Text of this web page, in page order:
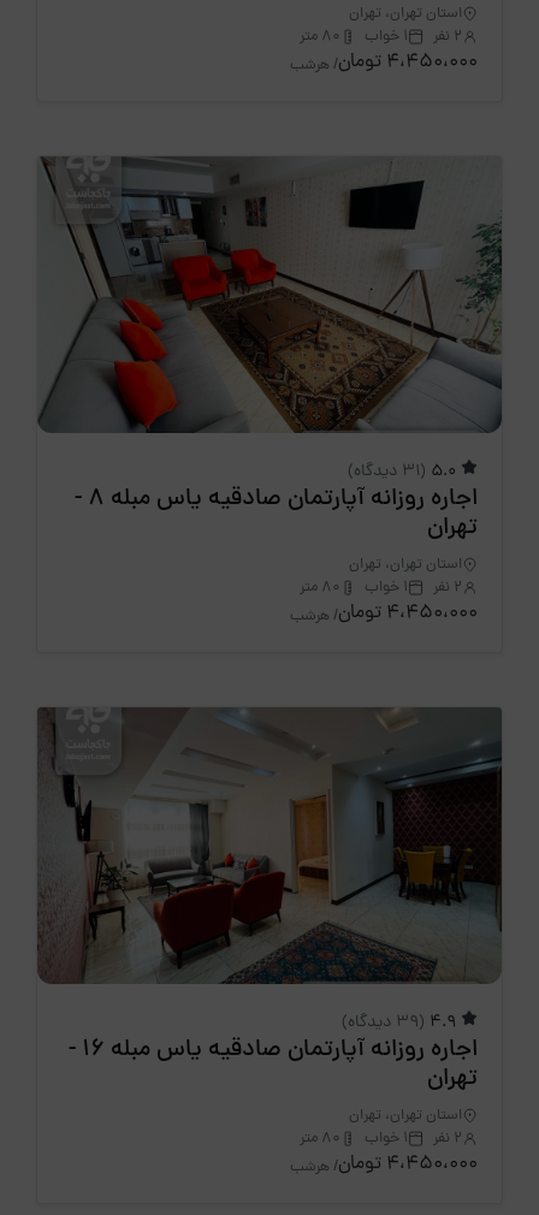
استان تهران، تهران
2 نفر
1 خواب 80 متر
4،450،000 تومان / هرشب
(31 دیدگاه)
اجاره روزانه آپارتمان صادقیه یاس مبله 8 -
تهران
استان تهران، تهران
2 نفر
1 خواب 80 متر
4،450،000 تومان / هرشب
(39 دیدگاه)
اجاره روزانه آپارتمان صادقیه یاس مبله 16 -
تهران
استان تهران، تهران
2 نفر
1 خواب 80 متر
4،450،000 تومان / هرشب